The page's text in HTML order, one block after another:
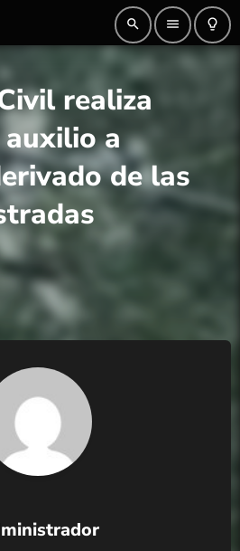
search menu lightbulb_outline
realiza
a
de las